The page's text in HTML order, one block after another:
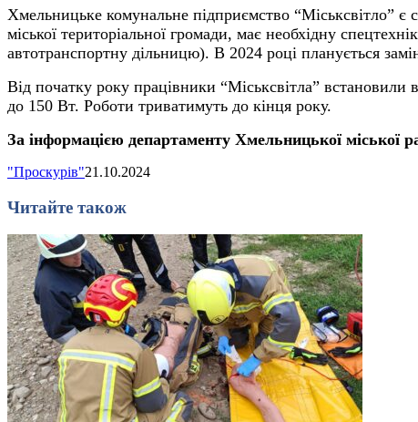
Хмельницьке комунальне підприємство “Міськсвітло”
міської територіальної громади, має необхідну
автотранспортну дільницю). В 2024 році планується
Від початку року працівники “Міськсвітла”
до 150 Вт. Роботи триватимуть до кінця року.
За інформацією департаменту Хмельницької міської
"Проскурів"21.10.2024
Читайте також